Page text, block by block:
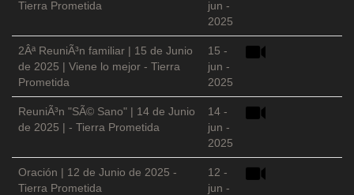
Tierra Prometida
jun -
2025
2Âª ReuniÃ³n familiar | 15 de Junio
de 2025 | Viene lo mejor - Tierra
Prometida
15 -
jun -
2025
ReuniÃ³n "SÃ© Sano" | 14 de Junio
de 2025 | - Tierra Prometida
14 -
jun -
2025
Oración | 12 de Junio de 2025 -
Tierra Prometida
12 -
jun -